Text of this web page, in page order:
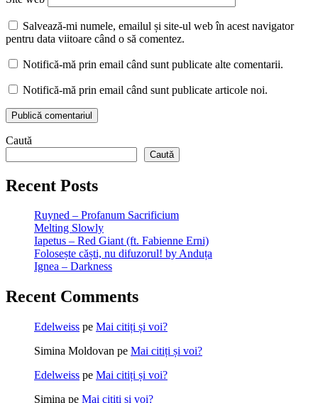
Salvează-mi numele, emailul și site-ul web în acest navigator
pentru data viitoare când o să comentez.
Notifică-mă prin email când sunt publicate alte comentarii.
Notifică-mă prin email când sunt publicate articole noi.
Caută
Caută
Recent Posts
Ruyned – Profanum Sacrificium
Melting Slowly
Iapetus – Red Giant (ft. Fabienne Erni)
Folosește căști, nu difuzorul! by Anduța
Ignea – Darkness
Recent Comments
Edelweiss pe Mai citiți și voi?
Simina Moldovan pe Mai citiți și voi?
Edelweiss pe Mai citiți și voi?
Simina pe Mai citiți și voi?